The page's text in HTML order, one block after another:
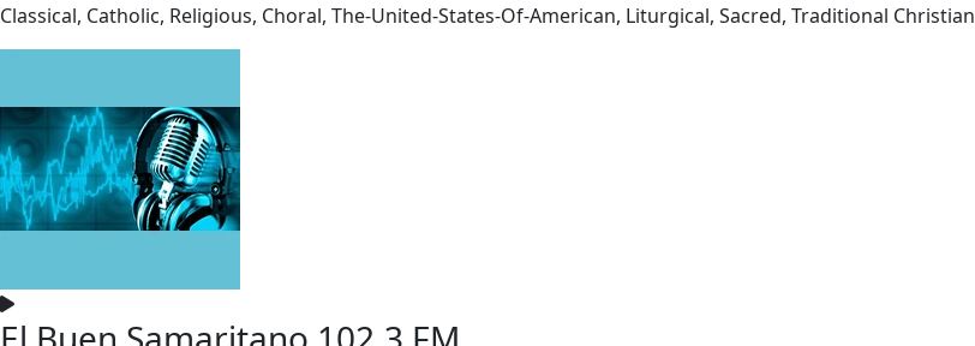
Classical, Catholic, Religious, Choral, The-United-States-Of-American, Liturgical, Sacred, Traditional Christian